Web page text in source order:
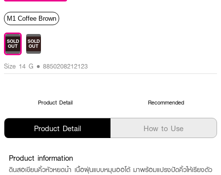
M1 Coffee Brown
SOLD
OUT
SOLD
OUT
Size 14 G • 8850208212123
Product Detail Recommended
Product Detail How to Use
Product information
ดินสอเขียนคิ้วหัวหยดน้ำ เนื้อฝุ่นแบบหมุนออโต้ มาพร้อมแปรงปัดคิ้วให้เรียงตัว